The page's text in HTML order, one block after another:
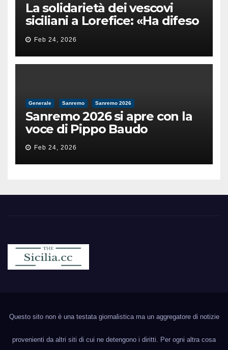
La solidarietà dei vescovi
siciliani a Lorefice: «Ha difeso
il valore e la dignità
dell’umanità»
Feb 24, 2026
Generale Sanremo Sanremo 2026
Sanremo 2026 si apre con la
voce di Pippo Baudo
Feb 24, 2026
Questo sito non è una testata giornalistica ma un aggregatore di notizie
provenienti da altri siti di cui ne detengono i diritti. Per ogni altra cosa